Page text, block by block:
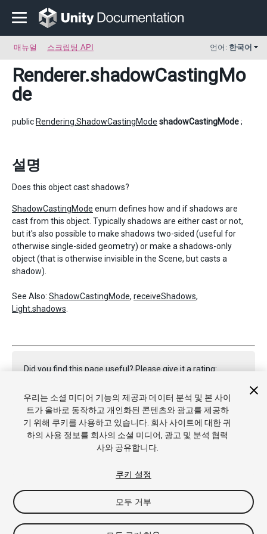
매뉴얼 스크립팅 API 언어: 한국어
Renderer.shadowCastingMo
de
public Rendering.ShadowCastingMode shadowCastingMode;
설명
Does this object cast shadows?
ShadowCastingMode enum defines how and if shadows are
cast from this object. Typically shadows are either cast or not,
but it's also possible to make shadows two-sided (useful for
otherwise single-sided geometry) or make a shadows-only
object (that is otherwise invisible in the Scene, but casts a
shadow).
See Also: ShadowCastingMode, receiveShadows,
Light.shadows
Did you find this page useful? Please give it a rating:
Report a problem on this page
Copyright © 2019 Unity Technologies. Publication 2018.4
이용약관
개인정보처리방침 내 개인정보 판매 금
우리는 소셜 미디어 기능의 제공과 데이터 분석 및 본 사이
트가 올바로 동작하고 개인화된 콘텐츠와 광고를 제공하
기 위해 쿠키를 사용하고 있습니다. 회사 사이트에 대한 귀
하의 사용 정보를 회사의 소셜 미디어, 광고 및 분석 협력
사와 공유합니다.
쿠키 설정
모두 거부